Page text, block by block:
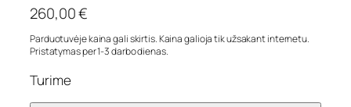
260,00€
Parduotuvėje kaina gali skirtis. Kaina galioja tik užsakant internetu.
Pristatymas per 1-3 darbo dienas.
Turime